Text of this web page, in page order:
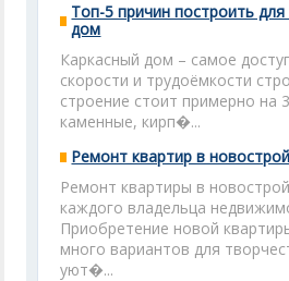
Топ-5 причин построить
дом
Каркасный дом – самое
скорости и трудоёмкости
строение стоит примерно на
каменные, кирп�...
Ремонт квартир в
Ремонт квартиры в
каждого владельца
Приобретение новой
много вариантов для
уют�...